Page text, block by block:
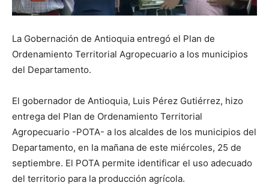
La Gobernación de Antioquia entregó el Plan de
Ordenamiento Territorial Agropecuario a los municipios
del Departamento.
El gobernador de Antioquia, Luis Pérez Gutiérrez, hizo
entrega del Plan de Ordenamiento Territorial
Agropecuario -POTA- a los alcaldes de los municipios del
Departamento, en la mañana de este miércoles, 25 de
septiembre. El POTA permite identificar el uso adecuado
del territorio para la producción agrícola.